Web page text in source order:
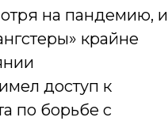
на пандемию, и
крайне
доступ к
по борьбе с